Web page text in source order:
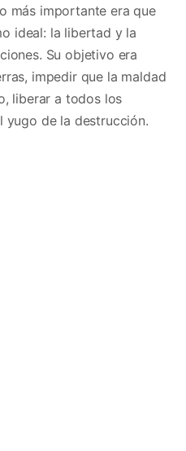
más importante era que
ideal: la libertad y la
Su objetivo era
impedir que la maldad
liberar a todos los
yugo de la destrucción.